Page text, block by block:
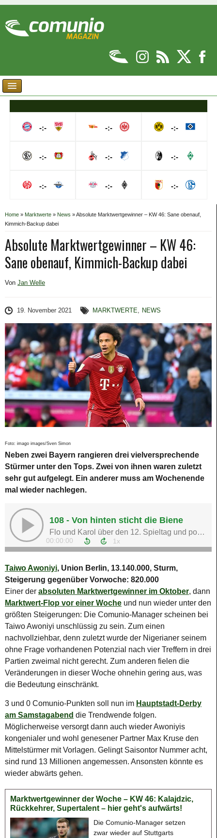
-:-
-:-
-:-
-:-
-:-
-:-
-:-
-:-
-:-
Home » Marktwerte » News »Absolute Marktwertgewinner – KW 46: Sane obenauf,
Kimmich-Backup dabei
Absolute Marktwertgewinner – KW 46:
Sane obenauf, Kimmich-Backup dabei
Von Jan Welle
19. November 2021 MARKTWERTE, NEWS
Foto: imago images/Sven Simon
Neben zwei Bayern rangieren drei vielversprechende
Stürmer unter den Tops. Zwei von ihnen waren zuletzt
sehr gut aufgelegt. Ein anderer muss am Wochenende
mal wieder nachlegen.
Taiwo Awoniyi, Union Berlin, 13.140.000, Sturm,
Steigerung gegenüber Vorwoche: 820.000
Einer der absoluten Marktwertgewinner im Oktober, dann
Marktwert-Flop vor einer Woche und nun wieder unter den
größten Steigerungen: Die Comunio-Manager scheinen bei
Taiwo Awoniyi unschlüssig zu sein. Zum einen
nachvollziehbar, denn zuletzt wurde der Nigerianer seinem
ohne Frage vorhandenen Potenzial nach vier Treffern in drei
Partien zweimal nicht gerecht. Zum anderen fielen die
Veränderungen in dieser Woche ohnehin gering aus, was
die Bedeutung einschränkt.
3 und 0 Comunio-Punkten soll nun im Hauptstadt-Derby
am Samstagabend die Trendwende folgen.
Möglicherweise versorgt dann auch wieder Awoniyis
kongenialer und wohl genesener Partner Max Kruse den
Mittelstürmer mit Vorlagen. Gelingt Saisontor Nummer acht,
sind rund 13 Millionen angemessen. Ansonsten könnte es
wieder abwärts gehen.
Marktwertgewinner der Woche – KW 46: Kalajdzic,
Rückkehrer, Supertalent – hier geht's aufwärts!
Die Comunio-Manager setzen
zwar wieder auf Stuttgarts